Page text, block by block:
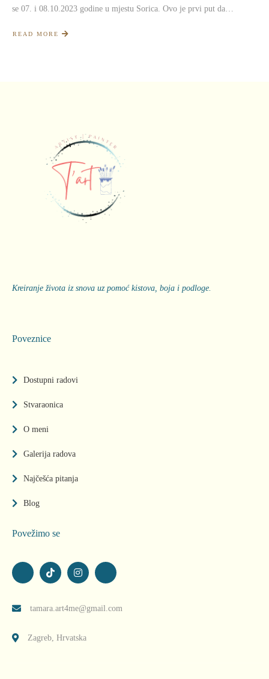
se 07. i 08.10.2023 godine u mjestu Sorica. Ovo je prvi put da…
READ MORE
Kreiranje života iz snova uz pomoć kistova, boja i podloge.
Poveznice
Dostupni radovi
Stvaraonica
O meni
Galerija radova
Najčešća pitanja
Blog
Povežimo se
tamara.art4me@gmail.com
Zagreb, Hrvatska